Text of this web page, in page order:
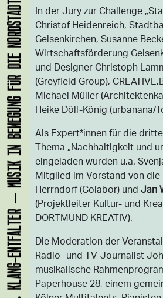
In der Jury zur Challenge
Christof Heidenreich,
Gelsenkirchen, Susanne
Wirtschaftsförderung
und Designer Christoph
(Greyfield Group),
Michael Müller
Heike Döll-König (urbanana/
Als Expert*innen für die
Thema „Nachhaltigkeit und
eingeladen wurden u.a.
Mitglied im Vorstand von
Herrndorf (Colabor) und Jan
(Projektleiter Kultur- und
DORTMUND KREATIV).
Die Moderation der
Radio- und TV-Journalist
musikalische
Paperhouse 28, einem
KLANG-ENTFALTER – MUSIK IN BEWEGUNG FÜR DIE NORDSTADT